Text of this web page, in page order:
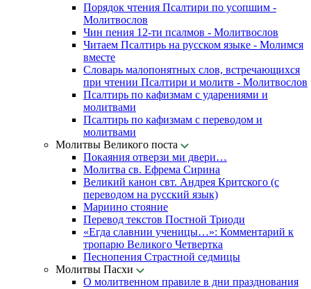
Порядок чтения Псалтири по усопшим -
Молитвослов
Чин пения 12-ти псалмов - Молитвослов
Читаем Псалтирь на русском языке - Молимся
вместе
Словарь малопонятных слов, встречающихся
при чтении Псалтири и молитв - Молитвослов
Псалтирь по кафизмам с ударениями и
молитвами
Псалтирь по кафизмам с переводом и
молитвами
Молитвы Великого поста
Покаяния отверзи ми двери…
Молитва св. Ефрема Сирина
Великий канон свт. Андрея Критского (с
переводом на русский язык)
Мариино стояние
Перевод текстов Постной Триоди
«Егда славнии ученицы…»: Комментарий к
тропарю Великого Четвертка
Песнопения Страстной седмицы
Молитвы Пасхи
О молитвенном правиле в дни празднования